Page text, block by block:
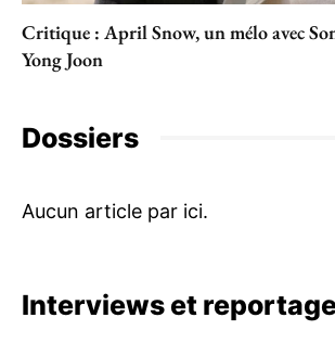
Critique : April Snow, un mélo avec
Yong Joon
Dossiers
Interviews et